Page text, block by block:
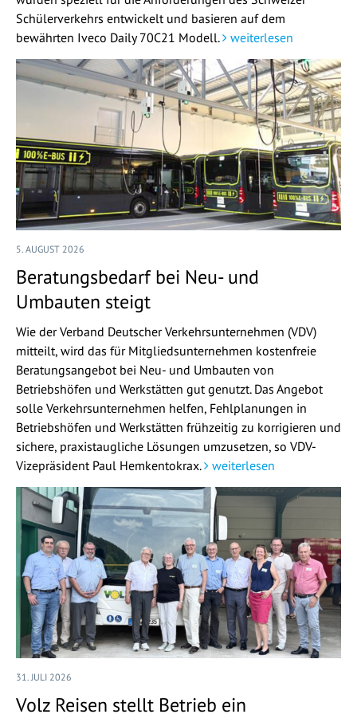
Schülerverkehrs entwickelt und basieren auf dem
bewährten Iveco Daily 70C21 Modell.
weiterlesen
5. AUGUST 2026
Beratungsbedarf bei Neu- und
Umbauten steigt
Wie der Verband Deutscher Verkehrsunternehmen (VDV)
mitteilt, wird das für Mitgliedsunternehmen kostenfreie
Beratungsangebot bei Neu- und Umbauten von
Betriebshöfen und Werkstätten gut genutzt. Das Angebot
solle Verkehrsunternehmen helfen, Fehlplanungen in
Betriebshöfen und Werkstätten frühzeitig zu korrigieren und
sichere, praxistaugliche Lösungen umzusetzen, so VDV-
Vizepräsident Paul Hemkentokrax.
weiterlesen
31. JULI 2026
Volz Reisen stellt Betrieb ein